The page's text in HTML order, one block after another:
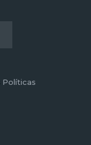
Políticas